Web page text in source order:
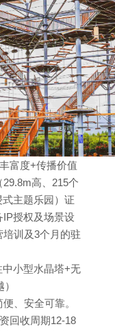
富度+传播价值
高、215个
主题乐园）证
IP授权及场景设
训及3个月的驻
小型水晶塔+无
、安全可靠。
回收周期12-18